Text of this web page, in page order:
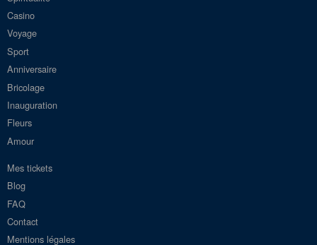
Casino
Voyage
Sport
Anniversaire
Bricolage
Inauguration
Fleurs
Amour
Mes tickets
Blog
FAQ
Contact
Mentions légales